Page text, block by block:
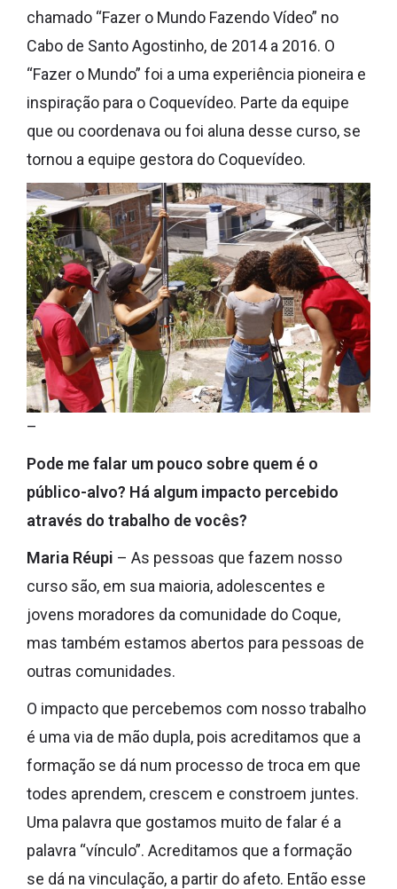
chamado “Fazer o Mundo Fazendo Vídeo” no
Cabo de Santo Agostinho, de 2014 a 2016. O
“Fazer o Mundo” foi a uma experiência pioneira e
inspiração para o Coquevídeo. Parte da equipe
que ou coordenava ou foi aluna desse curso, se
tornou a equipe gestora do Coquevídeo.
–
Pode me falar um pouco sobre quem é o
público-alvo? Há algum impacto percebido
através do trabalho de vocês?
Maria Réupi – As pessoas que fazem nosso
curso são, em sua maioria, adolescentes e
jovens moradores da comunidade do Coque,
mas também estamos abertos para pessoas de
outras comunidades.
O impacto que percebemos com nosso trabalho
é uma via de mão dupla, pois acreditamos que a
formação se dá num processo de troca em que
todes aprendem, crescem e constroem juntes.
Uma palavra que gostamos muito de falar é a
palavra “vínculo”. Acreditamos que a formação
se dá na vinculação, a partir do afeto. Então esse